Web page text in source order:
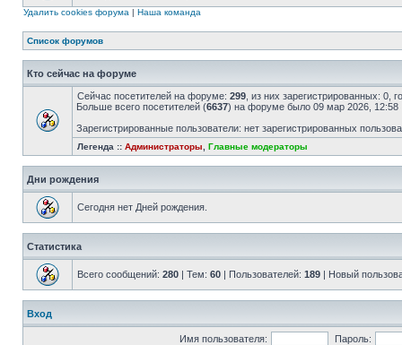
Удалить cookies форума | Наша команда
Список форумов
Кто сейчас на форуме
Сейчас посетителей на форуме: 299 , из них зарегистрированных: 0,
Больше всего посетителей (6637) на форуме было 09 мар 2026, 12:58
Зарегистрированные пользователи: нет зарегистрированных
Легенда :: Администраторы Главные модераторы
Дни рождения
Сегодня нет Дней рождения.
Статистика
Всего сообщений: 280 | Тем: 60 | Пользователей: 189 | Новый
Вход
Имя пользователя: Пароль: